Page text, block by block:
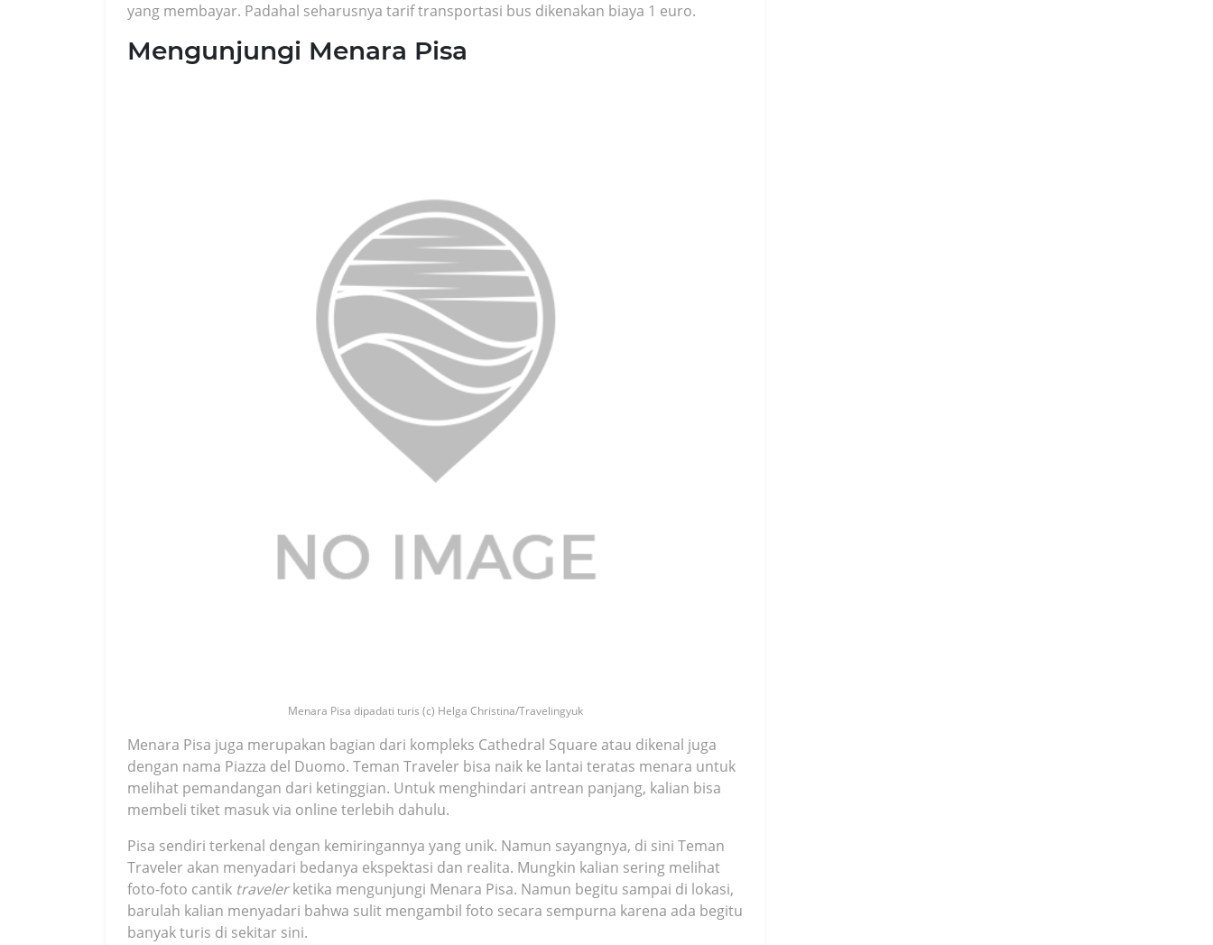
yang membayar. Padahal seharusnya tarif transportasi bus dikenakan biaya 1 euro.
Mengunjungi Menara Pisa
Menara Pisa dipadati turis (c) Helga Christina/Travelingyuk
Menara Pisa juga merupakan bagian dari kompleks Cathedral Square atau dikenal juga
dengan nama Piazza del Duomo. Teman Traveler bisa naik ke lantai teratas menara untuk
melihat pemandangan dari ketinggian. Untuk menghindari antrean panjang, kalian bisa
membeli tiket masuk via online terlebih dahulu.
Pisa sendiri terkenal dengan kemiringannya yang unik. Namun sayangnya, di sini Teman
Traveler akan menyadari bedanya ekspektasi dan realita. Mungkin kalian sering melihat
foto-foto cantik travelerketika mengunjungi Menara Pisa. Namun begitu sampai di lokasi,
barulah kalian menyadari bahwa sulit mengambil foto secara sempurna karena ada begitu
banyak turis di sekitar sini.